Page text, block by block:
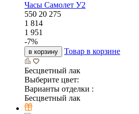
Часы Самолет У2
550 20 275
1 814
1 951
-7%
в корзину Товар в корзине
Бесцветный лак
Выберите цвет:
Варианты отделки :
Бесцветный лак